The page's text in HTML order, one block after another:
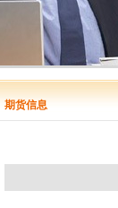
期货信息